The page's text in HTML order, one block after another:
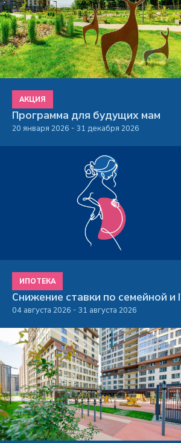
АКЦИЯ
Программа для будущих мам
20 января 2026 - 31 декабря 2026
ИПОТЕКА
Снижение ставки по семейной и
04 августа 2026 - 31 августа 2026